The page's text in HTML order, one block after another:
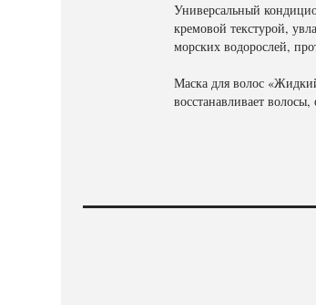
Универсальный
кремовой текстурой,
морских водорослей,
Маска для волос
восстанавливает